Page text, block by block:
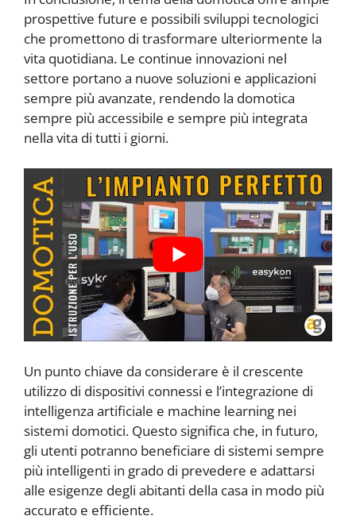
prospettive future e possibili sviluppi tecnologici
che promettono di trasformare ulteriormente la
vita quotidiana. Le continue innovazioni nel
settore portano a nuove soluzioni e applicazioni
sempre più avanzate, rendendo la domotica
sempre più accessibile e sempre più integrata
nella vita di tutti i giorni.
Un punto chiave da considerare è il crescente
utilizzo di dispositivi connessi e l’integrazione di
intelligenza artificiale e machine learning nei
sistemi domotici. Questo significa che, in futuro,
gli utenti potranno beneficiare di sistemi sempre
più intelligenti in grado di prevedere e adattarsi
alle esigenze degli abitanti della casa in modo più
accurato e efficiente.